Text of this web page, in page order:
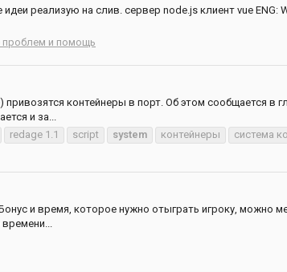
реализую на слив. сервер node.js клиент vue ENG:
проблем и помощь
контейнеры в порт. Об этом сообщается в
и за...
redage 1.1 script system контейнеры
система
и время, которое нужно отыграть игроку, можно